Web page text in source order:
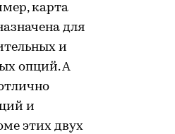
карта
для
и
опций. А
и
этих двух